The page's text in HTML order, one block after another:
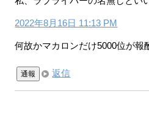
2022年8月16日 11:13 PM
何故かマカロンだけ5000位が報
通報 返信